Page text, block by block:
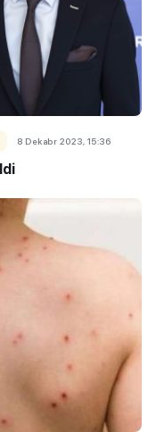
8 Dekabr 2023, 15:36